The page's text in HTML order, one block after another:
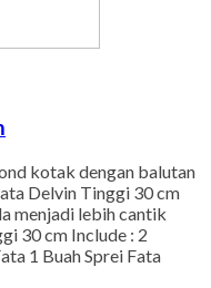
kotak dengan balutan
Delvin Tinggi 30 cm
menjadi lebih cantik
30 cm Include : 2
1 Buah Sprei Fata